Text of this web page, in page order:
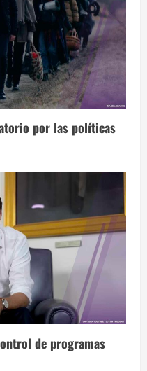
por las políticas
de programas